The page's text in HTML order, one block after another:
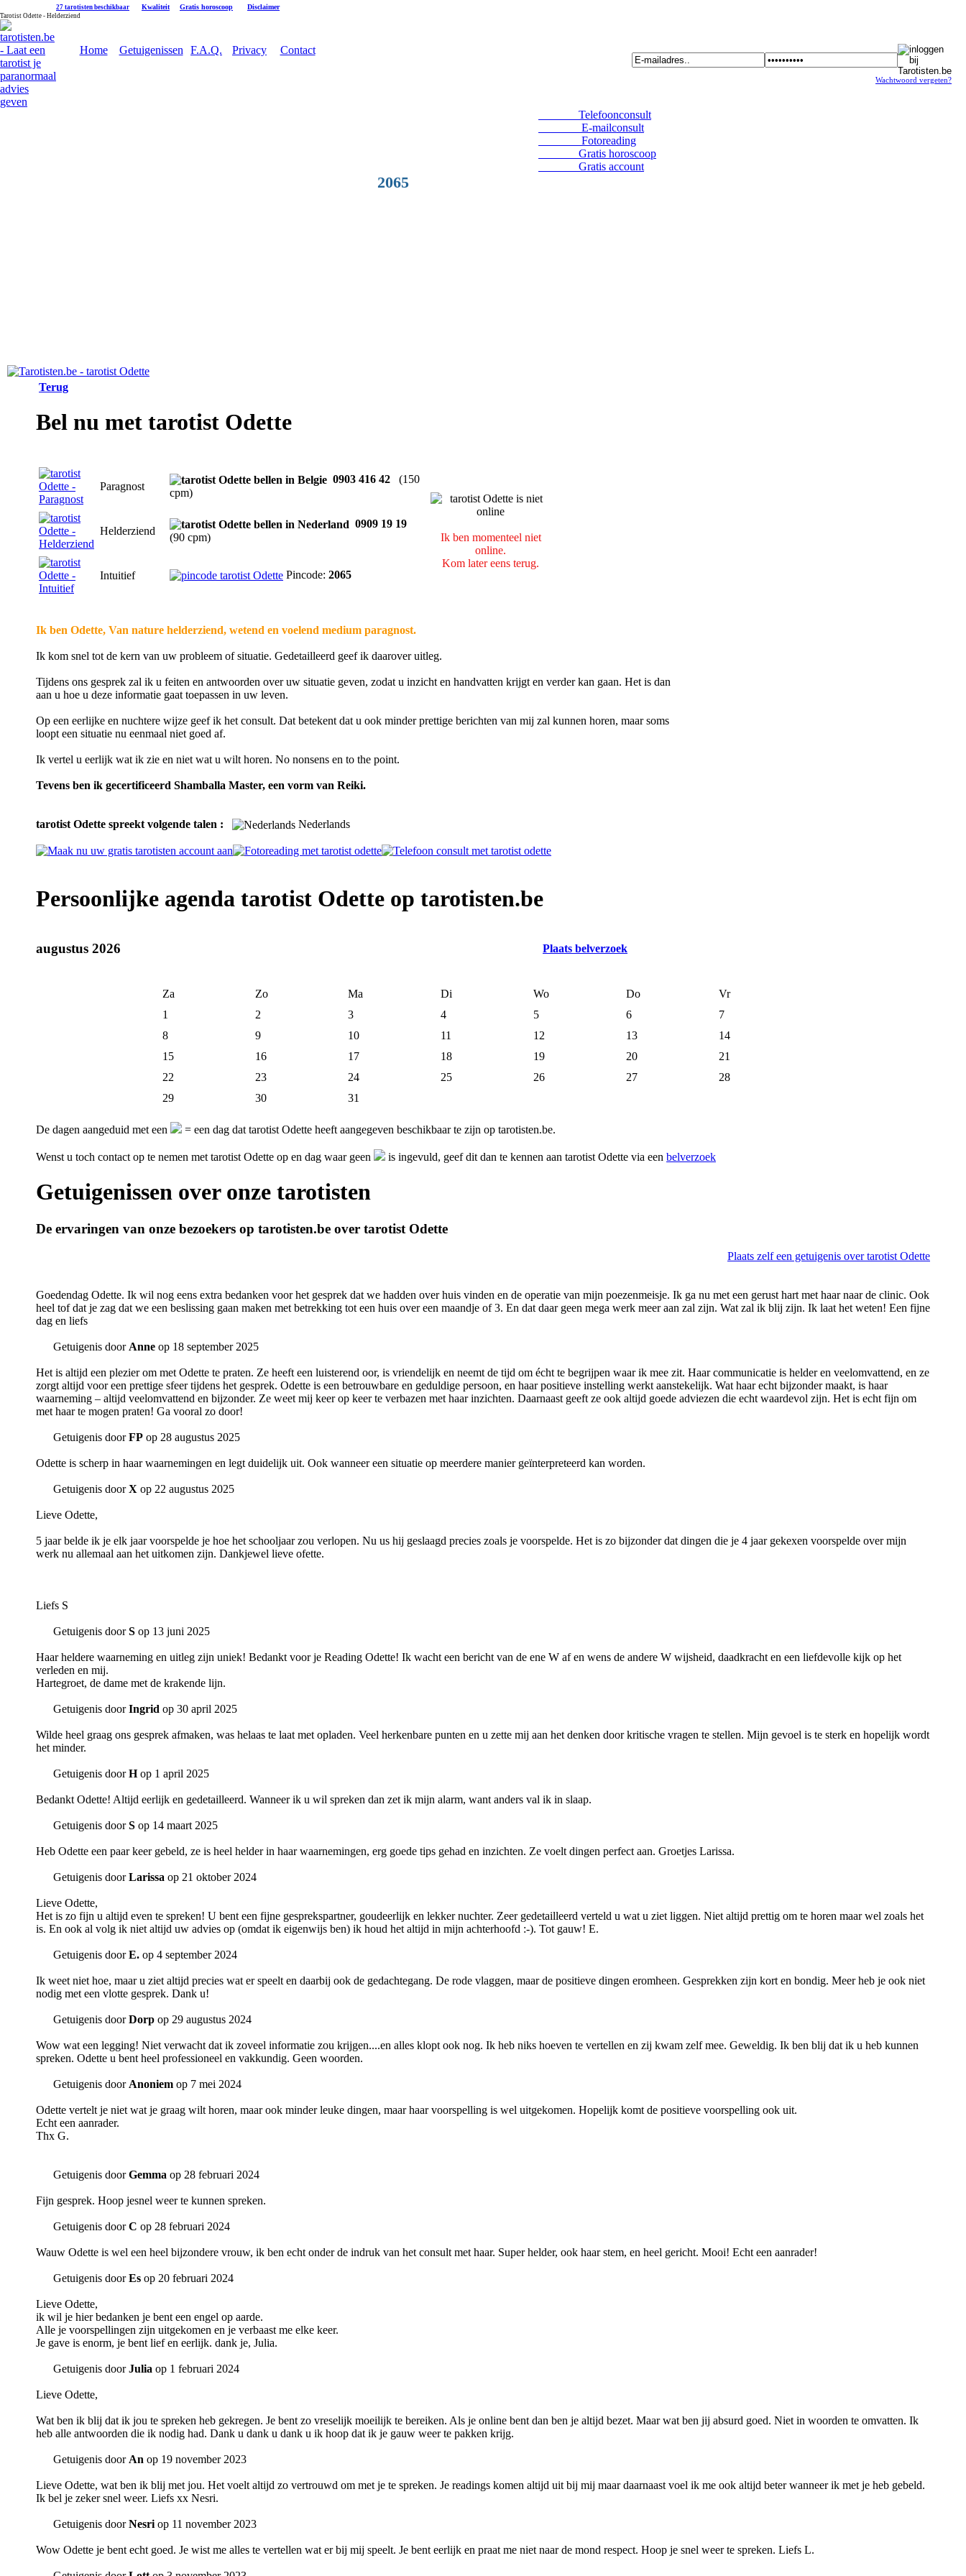
27 tarotisten beschikbaar Kwaliteit Gratis horoscoop Disclaimer
Tarotist Odette - Helderziend
Home Getuigenissen F.A.Q. Privacy Contact
Wachtwoord vergeten?
2065
Telefoonconsult
E-mailconsult
Fotoreading
Gratis horoscoop
Gratis account
Terug
Bel nu met tarotist Odette
Paragnost
0903 416 42
(150
cpm)
Ik ben momenteel niet
online.
Kom later eens terug.
Helderziend
0909 19 19
(90 cpm)
Intuitief Pincode: 2065
Ik ben Odette, Van nature helderziend, wetend en voelend medium paragnost.
Ik kom snel tot de kern van uw probleem of situatie. Gedetailleerd geef ik daarover uitleg.
Tijdens ons gesprek zal ik u feiten en antwoorden over uw situatie geven, zodat u inzicht en handvatten krijgt en verder kan gaan. Het is dan
aan u hoe u deze informatie gaat toepassen in uw leven.
Op een eerlijke en nuchtere wijze geef ik het consult. Dat betekent dat u ook minder prettige berichten van mij zal kunnen horen, maar soms
loopt een situatie nu eenmaal niet goed af.
Ik vertel u eerlijk wat ik zie en niet wat u wilt horen. No nonsens en to the point.
Tevens ben ik gecertificeerd Shamballa Master, een vorm van Reiki.
tarotist Odette spreekt volgende talen : Nederlands
Persoonlijke agenda tarotist Odette op tarotisten.be
augustus 2026 Plaats belverzoek
Za Zo Ma Di Wo Do
Vr
1
2 3 4 5 6
7
8
9 10 11 12 13
14
15
16 17 18 19 20
21
22
23 24 25 26 27
28
29
30 31
De dagen aangeduid met een = een dag dat tarotist Odette heeft aangegeven beschikbaar te zijn op tarotisten.be.
Wenst u toch contact op te nemen met tarotist Odette op en dag waar geen is ingevuld, geef dit dan te kennen aan tarotist Odette via een belverzoek
Getuigenissen over onze tarotisten
De ervaringen van onze bezoekers op tarotisten.be over tarotist Odette
Plaats zelf een getuigenis over tarotist Odette
Goedendag Odette. Ik wil nog eens extra bedanken voor het gesprek dat we hadden over huis vinden en de operatie van mijn poezenmeisje. Ik ga nu met een gerust hart met haar naar de clinic. Ook
heel tof dat je zag dat we een beslissing gaan maken met betrekking tot een huis over een maandje of 3. En dat daar geen mega werk meer aan zal zijn. Wat zal ik blij zijn. Ik laat het weten! Een fijne
dag en liefs
Getuigenis door Anne op 18 september 2025
Het is altijd een plezier om met Odette te praten. Ze heeft een luisterend oor, is vriendelijk en neemt de tijd om écht te begrijpen waar ik mee zit. Haar communicatie is helder en veelomvattend, en ze
zorgt altijd voor een prettige sfeer tijdens het gesprek. Odette is een betrouwbare en geduldige persoon, en haar positieve instelling werkt aanstekelijk. Wat haar echt bijzonder maakt, is haar
waarneming – altijd veelomvattend en bijzonder. Ze weet mij keer op keer te verbazen met haar inzichten. Daarnaast geeft ze ook altijd goede adviezen die echt waardevol zijn. Het is echt fijn om
met haar te mogen praten! Ga vooral zo door!
Getuigenis doorFP op 28 augustus 2025
Odette is scherp in haar waarnemingen en legt duidelijk uit. Ook wanneer een situatie op meerdere manier geïnterpreteerd kan worden.
Getuigenis doorX op 22 augustus 2025
Lieve Odette,
5 jaar belde ik je elk jaar voorspelde je hoe het schooljaar zou verlopen. Nu us hij geslaagd precies zoals je voorspelde. Het is zo bijzonder dat dingen die je 4 jaar gekexen voorspelde over mijn
werk nu allemaal aan het uitkomen zijn. Dankjewel lieve ofette.
Liefs S
Getuigenis doorS op 13 juni 2025
Haar heldere waarneming en uitleg zijn uniek! Bedankt voor je Reading Odette! Ik wacht een bericht van de ene W af en wens de andere W wijsheid, daadkracht en een liefdevolle kijk op het
verleden en mij.
Hartegroet, de dame met de krakende lijn.
Getuigenis doorIngrid op 30 april 2025
Wilde heel graag ons gesprek afmaken, was helaas te laat met opladen. Veel herkenbare punten en u zette mij aan het denken door kritische vragen te stellen. Mijn gevoel is te sterk en hopelijk wordt
het minder.
Getuigenis doorHop 1 april 2025
Bedankt Odette! Altijd eerlijk en gedetailleerd. Wanneer ik u wil spreken dan zet ik mijn alarm, want anders val ik in slaap.
Getuigenis doorS op 14 maart 2025
Heb Odette een paar keer gebeld, ze is heel helder in haar waarnemingen, erg goede tips gehad en inzichten. Ze voelt dingen perfect aan. Groetjes Larissa.
Getuigenis doorLarissa op 21 oktober 2024
Lieve Odette,
Het is zo fijn u altijd even te spreken! U bent een fijne gesprekspartner, goudeerlijk en lekker nuchter. Zeer gedetailleerd verteld u wat u ziet liggen. Niet altijd prettig om te horen maar wel zoals het
is. En ook al volg ik niet altijd uw advies op (omdat ik eigenwijs ben) ik houd het altijd in mijn achterhoofd :-). Tot gauw! E.
Getuigenis doorE. op 4 september 2024
Ik weet niet hoe, maar u ziet altijd precies wat er speelt en daarbij ook de gedachtegang. De rode vlaggen, maar de positieve dingen eromheen. Gesprekken zijn kort en bondig. Meer heb je ook niet
nodig met een vlotte gesprek. Dank u!
Getuigenis doorDorp op 29 augustus 2024
Wow wat een legging! Niet verwacht dat ik zoveel informatie zou krijgen....en alles klopt ook nog. Ik heb niks hoeven te vertellen en zij kwam zelf mee. Geweldig. Ik ben blij dat ik u heb kunnen
spreken. Odette u bent heel professioneel en vakkundig. Geen woorden.
Getuigenis door Anoniem op 7 mei 2024
Odette vertelt je niet wat je graag wilt horen, maar ook minder leuke dingen, maar haar voorspelling is wel uitgekomen. Hopelijk komt de positieve voorspelling ook uit.
Echt een aanrader.
Thx G.
Getuigenis doorGemma op 28 februari 2024
Fijn gesprek. Hoop jesnel weer te kunnen spreken.
Getuigenis doorC op 28 februari 2024
Wauw Odette is wel een heel bijzondere vrouw, ik ben echt onder de indruk van het consult met haar. Super helder, ook haar stem, en heel gericht. Mooi! Echt een aanrader!
Getuigenis doorEs op 20 februari 2024
Lieve Odette,
ik wil je hier bedanken je bent een engel op aarde.
Alle je voorspellingen zijn uitgekomen en je verbaast me elke keer.
Je gave is enorm, je bent lief en eerlijk. dank je, Julia.
Getuigenis doorJulia op 1 februari 2024
Lieve Odette,
Wat ben ik blij dat ik jou te spreken heb gekregen. Je bent zo vreselijk moeilijk te bereiken. Als je online bent dan ben je altijd bezet. Maar wat ben jij absurd goed. Niet in woorden te omvatten. Ik
heb alle antwoorden die ik nodig had. Dank u dank u dank u ik hoop dat ik je gauw weer te pakken krijg.
Getuigenis door An op 19 november 2023
Lieve Odette, wat ben ik blij met jou. Het voelt altijd zo vertrouwd om met je te spreken. Je readings komen altijd uit bij mij maar daarnaast voel ik me ook altijd beter wanneer ik met je heb gebeld.
Ik bel je zeker snel weer. Liefs xx Nesri.
Getuigenis doorNesri op 11 november 2023
Wow Odette je bent echt goed. Je wist me alles te vertellen wat er bij mij speelt. Je bent eerlijk en praat me niet naar de mond respect. Hoop je snel weer te spreken. Liefs L.